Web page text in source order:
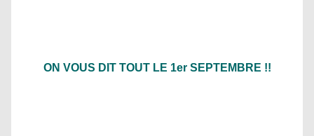
ON VOUS DIT TOUT LE 1er SEPTEMBRE !!